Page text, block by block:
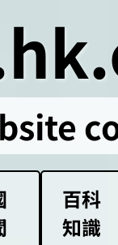
百科
知識